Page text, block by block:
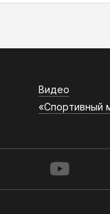
Видео
«Спортивный